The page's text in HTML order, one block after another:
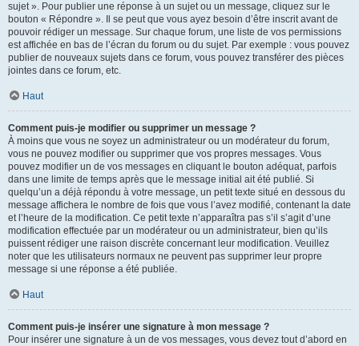
sujet ». Pour publier une réponse à un sujet ou un message, cliquez sur le
bouton « Répondre ». Il se peut que vous ayez besoin d’être inscrit avant de
pouvoir rédiger un message. Sur chaque forum, une liste de vos permissions
est affichée en bas de l’écran du forum ou du sujet. Par exemple : vous pouvez
publier de nouveaux sujets dans ce forum, vous pouvez transférer des pièces
jointes dans ce forum, etc.
Haut
Comment puis-je modifier ou supprimer un message ?
À moins que vous ne soyez un administrateur ou un modérateur du forum,
vous ne pouvez modifier ou supprimer que vos propres messages. Vous
pouvez modifier un de vos messages en cliquant le bouton adéquat, parfois
dans une limite de temps après que le message initial ait été publié. Si
quelqu’un a déjà répondu à votre message, un petit texte situé en dessous du
message affichera le nombre de fois que vous l’avez modifié, contenant la date
et l’heure de la modification. Ce petit texte n’apparaîtra pas s’il s’agit d’une
modification effectuée par un modérateur ou un administrateur, bien qu’ils
puissent rédiger une raison discrète concernant leur modification. Veuillez
noter que les utilisateurs normaux ne peuvent pas supprimer leur propre
message si une réponse a été publiée.
Haut
Comment puis-je insérer une signature à mon message ?
Pour insérer une signature à un de vos messages, vous devez tout d’abord en